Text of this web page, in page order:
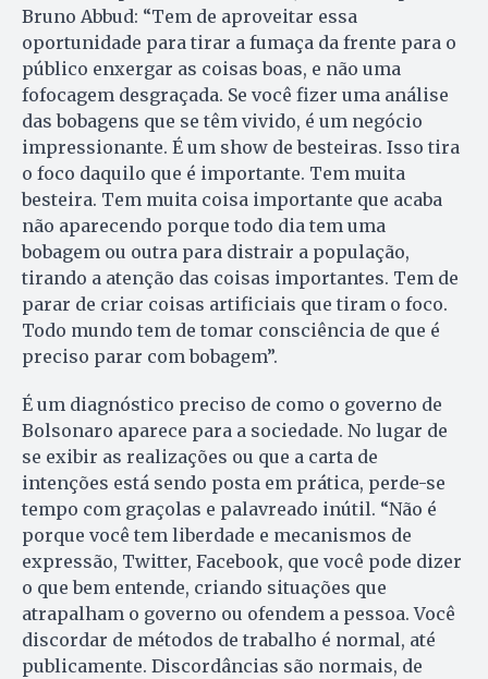
Bruno Abbud: “Tem de aproveitar essa
oportunidade para tirar a fumaça da frente para o
público enxergar as coisas boas, e não uma
fofocagem desgraçada. Se você fizer uma análise
das bobagens que se têm vivido, é um negócio
impressionante. É um show de besteiras. Isso tira
o foco daquilo que é importante. Tem muita
besteira. Tem muita coisa importante que acaba
não aparecendo porque todo dia tem uma
bobagem ou outra para distrair a população,
tirando a atenção das coisas importantes. Tem de
parar de criar coisas artificiais que tiram o foco.
Todo mundo tem de tomar consciência de que é
preciso parar com bobagem”.
É um diagnóstico preciso de como o governo de
Bolsonaro aparece para a sociedade. No lugar de
se exibir as realizações ou que a carta de
intenções está sendo posta em prática, perde-se
tempo com graçolas e palavreado inútil. “Não é
porque você tem liberdade e mecanismos de
expressão, Twitter, Facebook, que você pode dizer
o que bem entende, criando situações que
atrapalham o governo ou ofendem a pessoa. Você
discordar de métodos de trabalho é normal, até
publicamente. Discordâncias são normais, de